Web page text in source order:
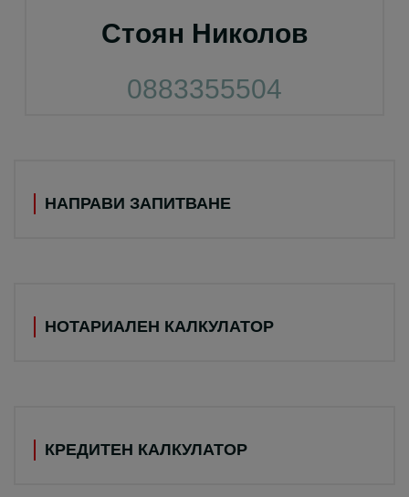
Стоян Николов
0883355504
КРЕДИТЕН КАЛКУЛАТОР
НОТАРИАЛЕН КАЛКУЛАТОР
НАПРАВИ ЗАПИТВАНЕ